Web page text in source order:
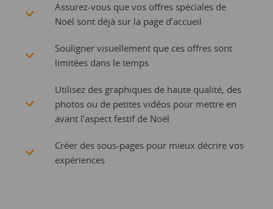
Assurez-vous que vos offres spéciales de
Noël sont déjà sur la page d’accueil
Souligner visuellement que ces offres sont
limitées dans le temps
Utilisez des graphiques de haute qualité, des
photos ou de petites vidéos pour mettre en
avant l’aspect festif de Noël
Créer des sous-pages pour mieux décrire vos
expériences